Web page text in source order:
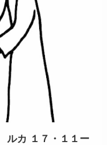
カ １７・１１ー